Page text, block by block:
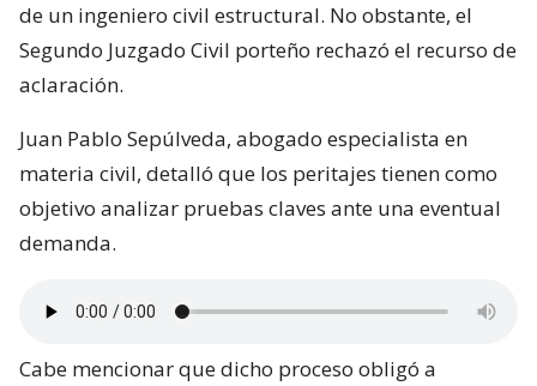
de un ingeniero civil estructural. No obstante, el
Segundo Juzgado Civil porteño rechazó el recurso de
aclaración.
Juan Pablo Sepúlveda, abogado especialista en
materia civil, detalló que los peritajes tienen como
objetivo analizar pruebas claves ante una eventual
demanda.
Cabe mencionar que dicho proceso obligó a